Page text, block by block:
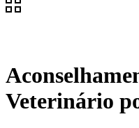
Veterinário